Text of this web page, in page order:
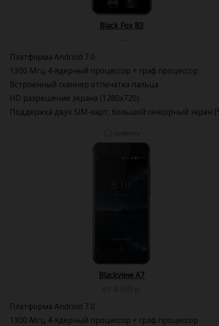
Black Fox B3
Платформа Android 7.0
1300 Мгц 4-ядерный процессор + граф.процессор
Встроенный сканнер отпечатка пальца
HD разрешение экрана (1280x720)
Поддержка двух SIM-карт, большой сенсорный экран
Blackview A7
Платформа Android 7.0
1300 Мгц 4-ядерный процессор + граф.процессор